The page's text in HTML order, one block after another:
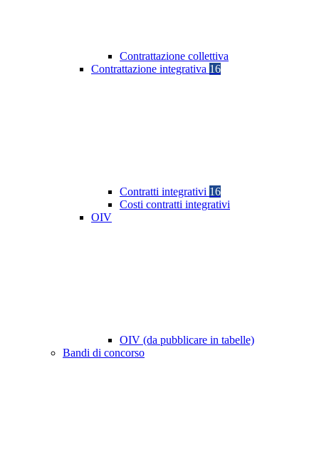
Contrattazione collettiva
Contrattazione integrativa 16
Contratti integrativi 16
Costi contratti integrativi
OIV
OIV (da pubblicare in tabelle)
Bandi di concorso